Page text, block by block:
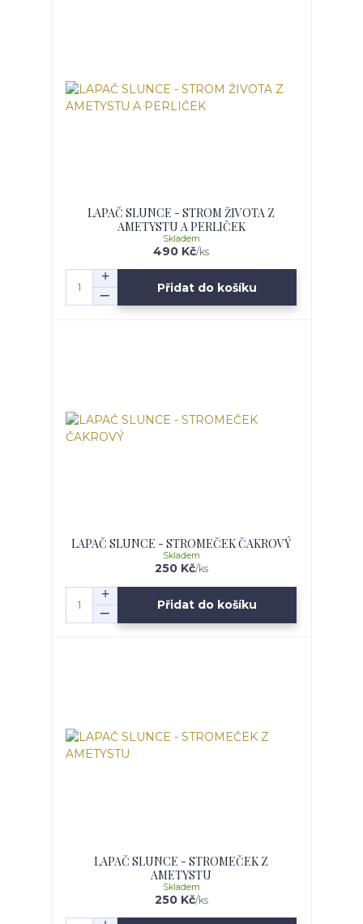
LAPAČ SLUNCE - STROM ŽIVOTA Z
AMETYSTU A PERLIČEK
490 Kč/ks
Skladem
Přidat do košíku
LAPAČ SLUNCE - STROMEČEK ČAKROVÝ
250 Kč/ks
Skladem
Přidat do košíku
LAPAČ SLUNCE - STROMEČEK Z
AMETYSTU
250 Kč/ks
Skladem